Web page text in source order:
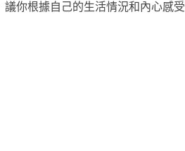
議你根據自己的生活情況和內心感